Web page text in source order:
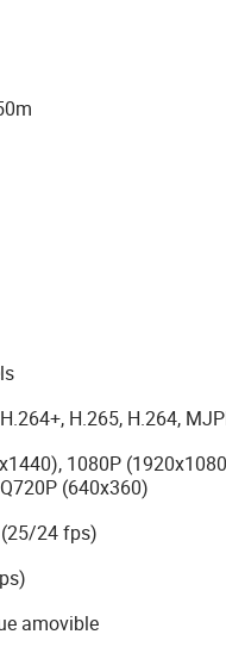
H.265, H.264,
1080P
(640x360)
(25/24 fps)
amovible